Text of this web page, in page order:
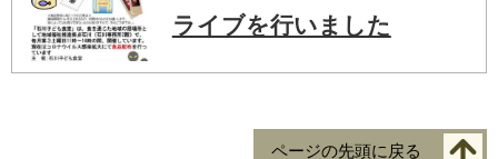
ライブを行いました
ページの先頭に戻る